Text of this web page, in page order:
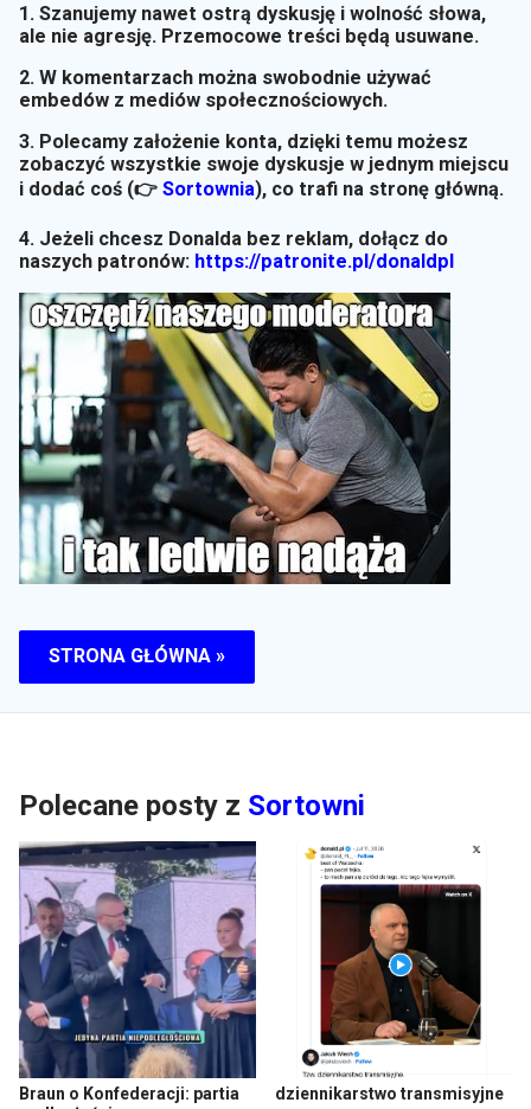
1. Szanujemy nawet ostrą dyskusję i wolność słowa,
ale nie agresję. Przemocowe treści będą usuwane.
2. W komentarzach można swobodnie używać
embedów z mediów społecznościowych.
3. Polecamy założenie konta, dzięki temu możesz
zobaczyć wszystkie swoje dyskusje w jednym miejscu
i dodać coś (👉 Sortownia), co trafi na stronę główną.
4. Jeżeli chcesz Donalda bez reklam, dołącz do
naszych patronów: https://patronite.pl/donaldpl
STRONA GŁÓWNA »
Polecane posty z Sortowni
Braun o Konfederacji: partia
dziennikarstwo transmisyjne